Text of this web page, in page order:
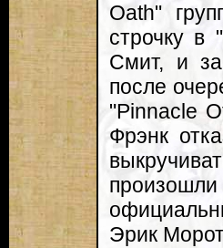
Oath"
строчку в
Смит, и
после
"Pinnacle
Фрэнк
Эрик